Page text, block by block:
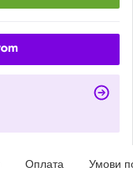
Оплата Умови